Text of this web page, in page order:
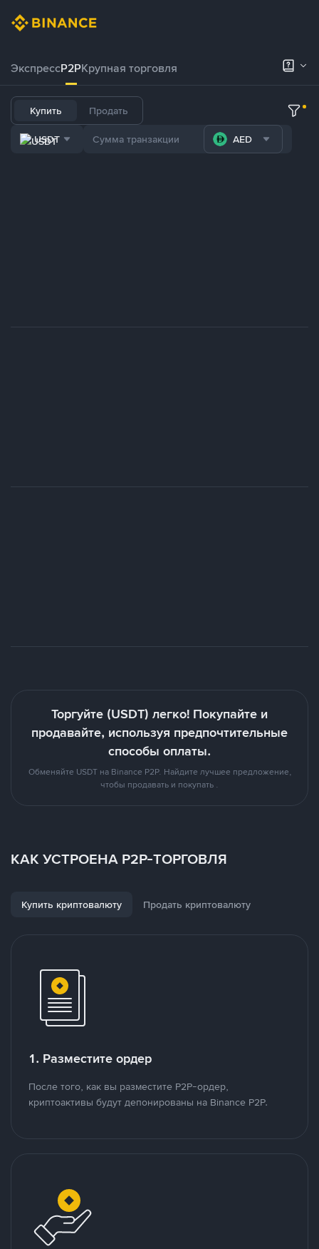
ЭкспрессP2PКрупная торговля
Купить Продать
USDT AED
Торгуйте (USDT) легко! Покупайте и
продавайте, используя предпочтительные
способы оплаты.
Обменяйте USDT на Binance P2P. Найдите лучшее предложение,
чтобы продавать и покупать .
КАК УСТРОЕНА P2P-ТОРГОВЛЯ
Купить криптовалюту Продать криптовалюту
1. Разместите ордер
После того, как вы разместите P2P-ордер,
криптоактивы будут депонированы на Binance P2P.